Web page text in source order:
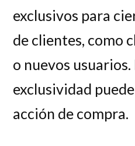
exclusivos para
de clientes, como
o nuevos
exclusividad
acción de compra.